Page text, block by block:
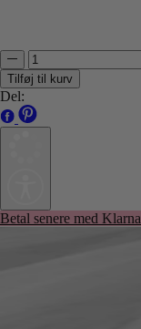
Tilføj til kurv
Del:
Betal senere med Klarna